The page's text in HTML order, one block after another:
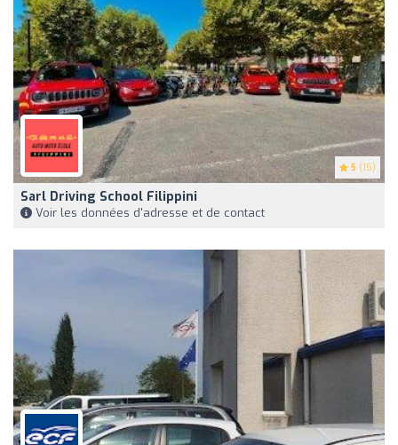
5 (15)
Sarl Driving School Filippini
Voir les données d'adresse et de contact